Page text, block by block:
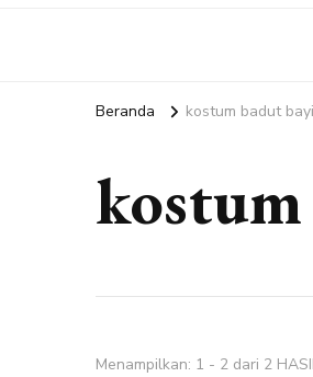
Beranda kostum badut bayi
Menampilkan: 1 - 2 dari 2